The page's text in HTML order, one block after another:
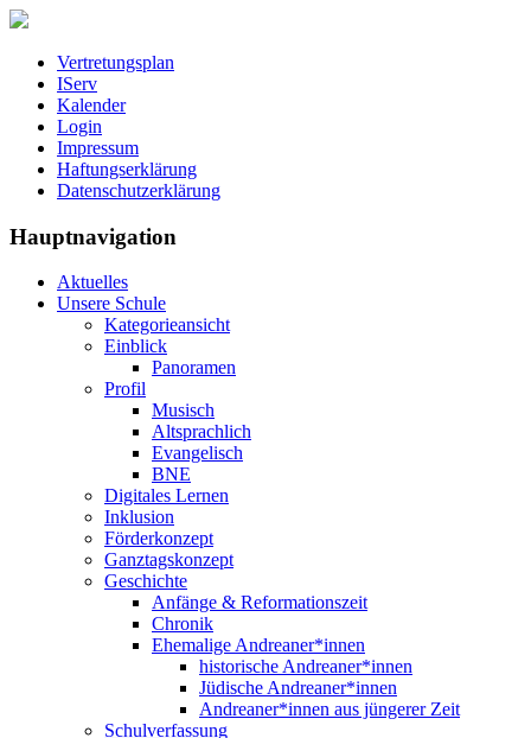
Vertretungsplan
IServ
Kalender
Login
Impressum
Haftungserklärung
Datenschutzerklärung
Hauptnavigation
Aktuelles
Unsere Schule
Kategorieansicht
Einblick
Panoramen
Profil
Musisch
Altsprachlich
Evangelisch
BNE
Digitales Lernen
Inklusion
Förderkonzept
Ganztagskonzept
Geschichte
Anfänge & Reformationszeit
Chronik
Ehemalige Andreaner*innen
historische Andreaner*innen
Jüdische Andreaner*innen
Andreaner*innen aus jüngerer Zeit
Schulverfassung